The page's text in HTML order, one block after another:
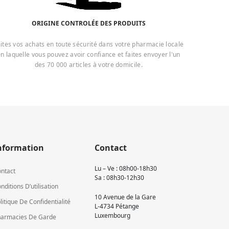
ORIGINE CONTROLÉE DES PRODUITS
vos achats en toute sécurité dans votre pharmacie locale
laquelle vous pouvez avoir confiance et faites envoyer l'un
des 70 000 articles à votre domicile.
D’utilisation
De Confidentialité
De Garde
Contact
Lu – Ve : 08h00-18h30
Sa : 08h30-12h30
10 Avenue de la Gare
L-4734 Pétange
Luxembourg